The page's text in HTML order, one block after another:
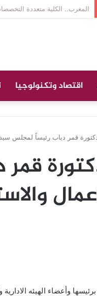
جموع غفيرة تؤدي صلاة
اقتصاد وتكنولوجيا
قمر دياب رئيساً لمجلس
وأعضاء الهيئه